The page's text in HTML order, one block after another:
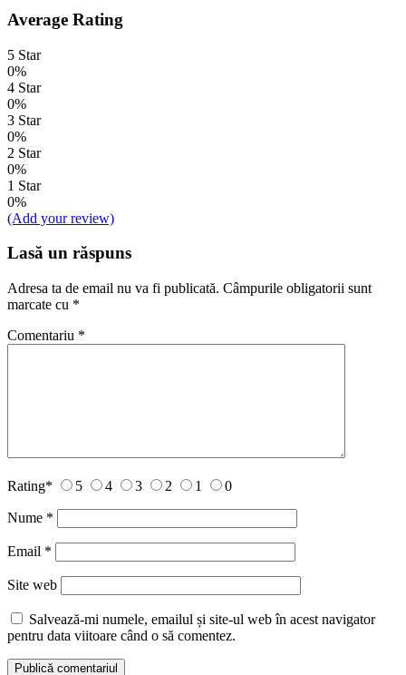
Average Rating
5 Star
0%
4 Star
0%
3 Star
0%
2 Star
0%
1 Star
0%
(Add your review)
Lasă un răspuns
Adresa ta de email nu va fi publicată. Câmpurile obligatorii sunt
marcate cu *
Comentariu *
Rating* 5 4 3 2 1 0
Nume *
Email *
Site web
Salvează-mi numele, emailul și site-ul web în acest navigator
pentru data viitoare când o să comentez.